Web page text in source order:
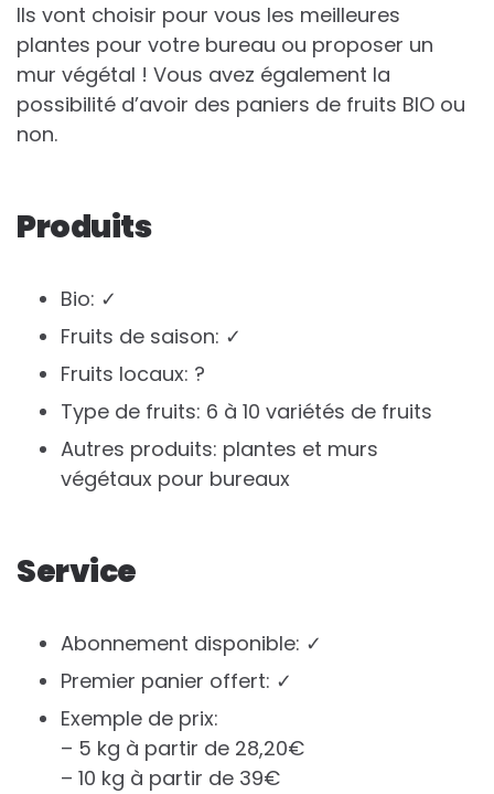
Ils vont choisir pour vous les meilleures
plantes pour votre bureau ou proposer un
mur végétal ! Vous avez également la
possibilité d’avoir des paniers de fruits BIO ou
non.
Produits
Bio: ✓
Fruits de saison: ✓
Fruits locaux: ?
Type de fruits: 6 à 10 variétés de fruits
Autres produits: plantes et murs
végétaux pour bureaux
Service
Abonnement disponible: ✓
Premier panier offert: ✓
Exemple de prix:
– 5 kg à partir de 28,20€
– 10 kg à partir de 39€